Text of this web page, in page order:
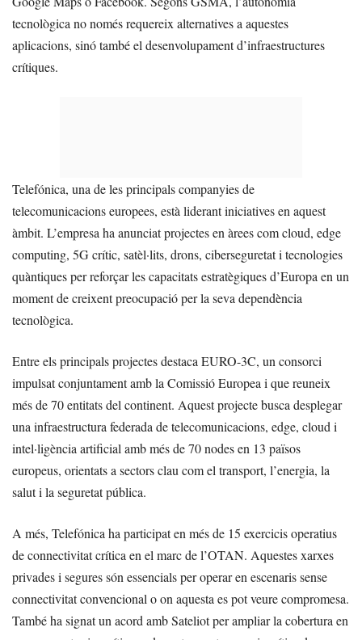
tecnològica no només requereix alternatives a aquestes
aplicacions, sinó també el desenvolupament d’infraestructures
crítiques.
Telefónica, una de les principals companyies de
telecomunicacions europees, està liderant iniciatives en aquest
àmbit. L’empresa ha anunciat projectes en àrees com cloud, edge
computing, 5G crític, satèl·lits, drons, ciberseguretat i tecnologies
quàntiques per reforçar les capacitats estratègiques d’Europa en un
moment de creixent preocupació per la seva dependència
tecnològica.
Entre els principals projectes destaca EURO-3C, un consorci
impulsat conjuntament amb la Comissió Europea i que reuneix
més de 70 entitats del continent. Aquest projecte busca desplegar
una infraestructura federada de telecomunicacions, edge, cloud i
intel·ligència artificial amb més de 70 nodes en 13 països
europeus, orientats a sectors clau com el transport, l’energia, la
salut i la seguretat pública.
A més, Telefónica ha participat en més de 15 exercicis operatius
de connectivitat crítica en el marc de l’OTAN. Aquestes xarxes
privades i segures són essencials per operar en escenaris sense
connectivitat convencional o on aquesta es pot veure compromesa.
També ha signat un acord amb Sateliot per ampliar la cobertura en